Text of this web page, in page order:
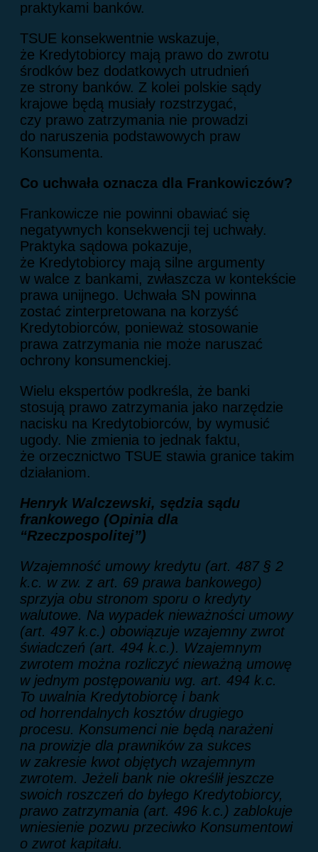
praktykami banków.
TSUE konsekwentnie wskazuje,
że Kredytobiorcy mają prawo do zwrotu
środków bez dodatkowych utrudnień
ze strony banków. Z kolei polskie sądy
krajowe będą musiały rozstrzygać,
czy prawo zatrzymania nie prowadzi
do naruszenia podstawowych praw
Konsumenta.
Co uchwała oznacza dla Frankowiczów?
Frankowicze nie powinni obawiać się
negatywnych konsekwencji tej uchwały.
Praktyka sądowa pokazuje,
że Kredytobiorcy mają silne argumenty
w walce z bankami, zwłaszcza w kontekście
prawa unijnego. Uchwała SN powinna
zostać zinterpretowana na korzyść
Kredytobiorców, ponieważ stosowanie
prawa zatrzymania nie może naruszać
ochrony konsumenckiej.
Wielu ekspertów podkreśla, że banki
stosują prawo zatrzymania jako narzędzie
nacisku na Kredytobiorców, by wymusić
ugody. Nie zmienia to jednak faktu,
że orzecznictwo TSUE stawia granice takim
działaniom.
Henryk Walczewski, sędzia sądu
frankowego (Opinia dla
“Rzeczpospolitej”)
Wzajemność umowy kredytu (art. 487 § 2
k.c. w zw. z art. 69 prawa bankowego)
sprzyja obu stronom sporu o kredyty
walutowe. Na wypadek nieważności umowy
(art. 497 k.c.) obowiązuje wzajemny zwrot
świadczeń (art. 494 k.c.). Wzajemnym
zwrotem można rozliczyć nieważną umowę
w jednym postępowaniu wg. art. 494 k.c.
To uwalnia Kredytobiorcę i bank
od horrendalnych kosztów drugiego
procesu. Konsumenci nie będą narażeni
na prowizje dla prawników za sukces
w zakresie kwot objętych wzajemnym
zwrotem. Jeżeli bank nie określił jeszcze
swoich roszczeń do byłego Kredytobiorcy,
prawo zatrzymania (art. 496 k.c.) zablokuje
wniesienie pozwu przeciwko Konsumentowi
o zwrot kapitału.